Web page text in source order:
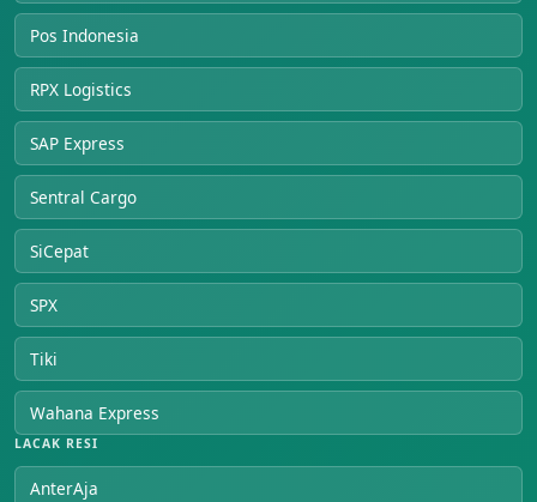
Pos Indonesia
RPX Logistics
SAP Express
Sentral Cargo
SiCepat
SPX
Tiki
Wahana Express
LACAK RESI
AnterAja